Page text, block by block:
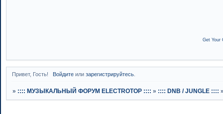
Get Your
Привет, Гость! Войдитеили зарегистрируйтесь.
» :::: МУЗЫКАЛЬНЫЙ ФОРУМ ELECTROTOP :::: » :::: DNB / JUNGLE ::::